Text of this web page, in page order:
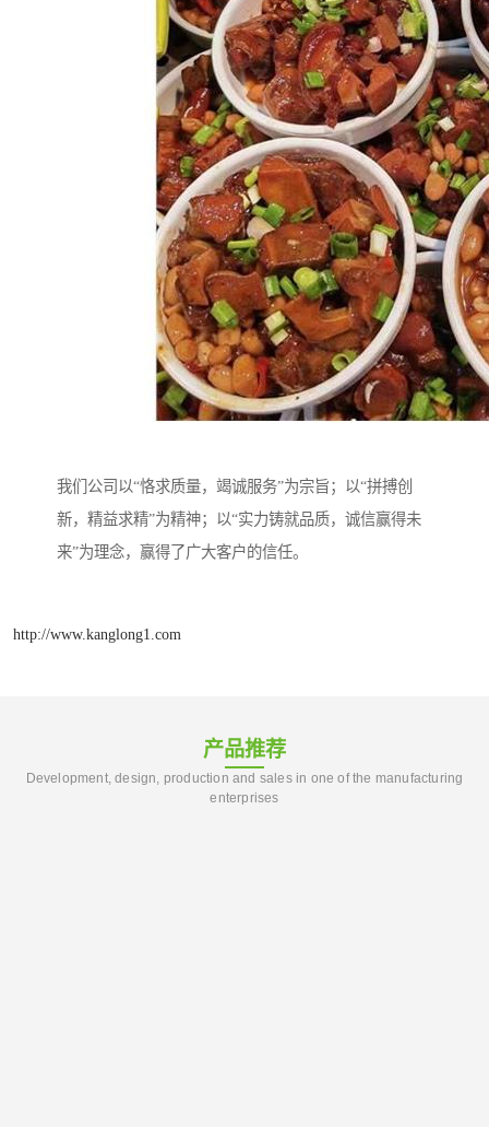
我们公司以“恪求质量，竭诚服务”为宗旨；以“拼搏创
新，精益求精”为精神；以“实力铸就品质，诚信赢得未
来”为理念，赢得了广大客户的信任。
http://www.kanglong1.com
产品推荐
Development, design, production and sales in one of the manufacturing
enterprises